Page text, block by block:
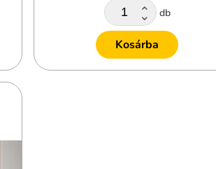
db
Kosárba